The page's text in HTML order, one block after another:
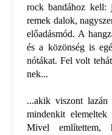
rock bandához kell:
remek dalok,
előadásmód. A
és a közönség is
nótákat. Fel volt
nek...
...akik viszont
mindenkit
Mivel említettem,